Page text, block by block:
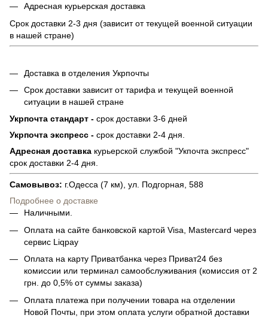
Адресная курьерская доставка
Срок доставки 2-3 дня (зависит от текущей военной ситуации
в нашей стране)
Доставка в отделения Укрпочты
Срок доставки зависит от тарифа и текущей военной
ситуации в нашей стране
Укрпочта стандарт - срок доставки 3-6 дней
Укрпочта экспресс - срок доставки 2-4 дня.
Адресная доставка курьерской службой "Укпочта экспресс"
срок доставки 2-4 дня.
Самовывоз: г.Одесса (7 км), ул. Подгорная, 588
Подробнее о доставке
Наличными.
Оплата на сайте банковской картой Visa, Mastercard через
сервис Liqpay
Оплата на карту Приватбанка через Приват24 без
комиссии или терминал самообслуживания (комиссия от 2
грн. до 0,5% от суммы заказа)
Оплата платежа при получении товара на отделении
Новой Почты, при этом оплата услуги обратной доставки